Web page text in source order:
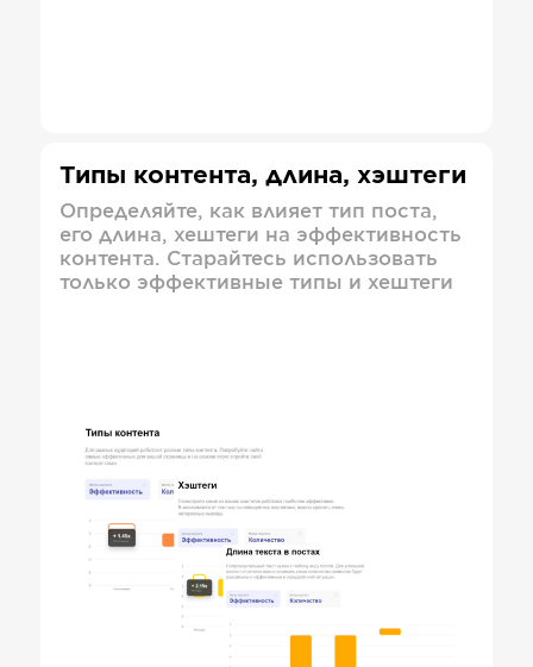
Типы контента, длина, хэштеги
Определяйте, как влияет тип поста,
его длина, хештеги на эффективность
контента. Старайтесь использовать
только эффективные типы и хештеги